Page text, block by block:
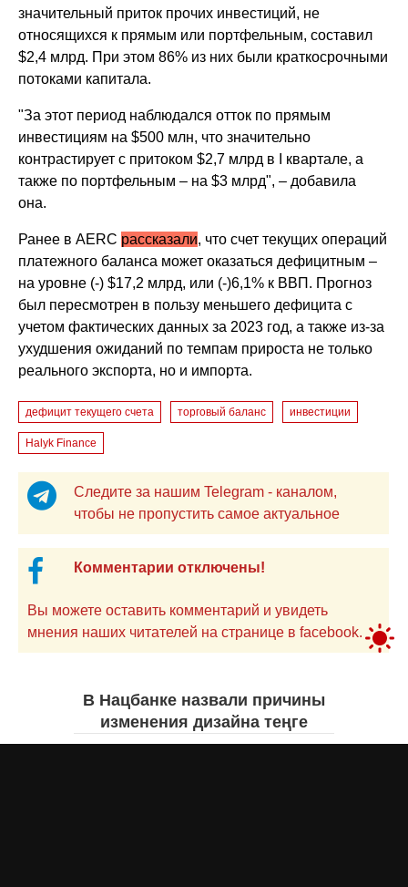
значительный приток прочих инвестиций, не
относящихся к прямым или портфельным, составил
$2,4 млрд. При этом 86% из них были краткосрочными
потоками капитала.
"За этот период наблюдался отток по прямым
инвестициям на $500 млн, что значительно
контрастирует с притоком $2,7 млрд в I квартале, а
также по портфельным – на $3 млрд", – добавила
она.
Ранее в AERC рассказали, что счет текущих операций
платежного баланса может оказаться дефицитным –
на уровне (-) $17,2 млрд, или (-)6,1% к ВВП. Прогноз
был пересмотрен в пользу меньшего дефицита с
учетом фактических данных за 2023 год, а также из-за
ухудшения ожиданий по темпам прироста не только
реального экспорта, но и импорта.
дефицит текущего счета торговый баланс инвестиции
Halyk Finance
Следите за нашим Telegram - каналом,
чтобы не пропустить самое актуальное
Комментарии отключены!
Вы можете оставить комментарий и увидеть
мнения наших читателей на странице в facebook.
В Нацбанке назвали причины
изменения дизайна теңге